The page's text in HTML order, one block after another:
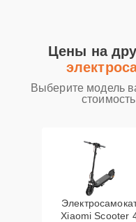
Цены на
Выберите модель
Xiaomi Scooter